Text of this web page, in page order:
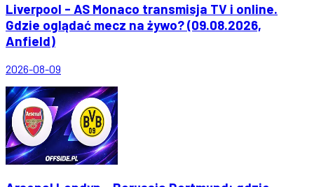
Liverpool - AS Monaco transmisja TV i online.
Gdzie oglądać mecz na żywo? (09.08.2026,
Anfield)
2026-08-09